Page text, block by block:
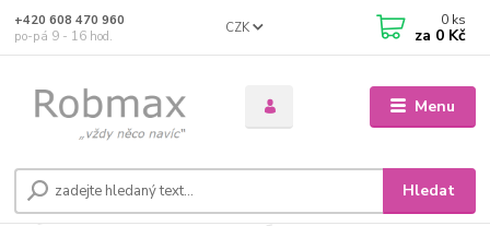
Menu
CZK
Hledat
+420 608 470 960
po-pá 9 - 16 hod.
0 ks
za 0 Kč